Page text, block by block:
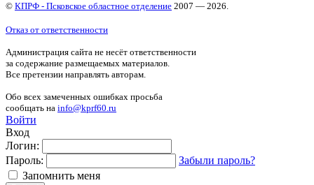
© КПРФ - Псковское областное отделение 2007 — 2026.
Отказ от ответственности
Администрация сайта не несёт ответственности
за содержание размещаемых материалов.
Все претензии направлять авторам.
Обо всех замеченных ошибках просьба
сообщать на info@kprf60.ru
Войти
Вход
Логин:
Пароль:
Забыли пароль?
Запомнить меня